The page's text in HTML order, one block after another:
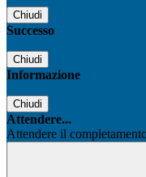
Chiudi
Successo
Chiudi
Informazione
Chiudi
Attendere...
Attendere il